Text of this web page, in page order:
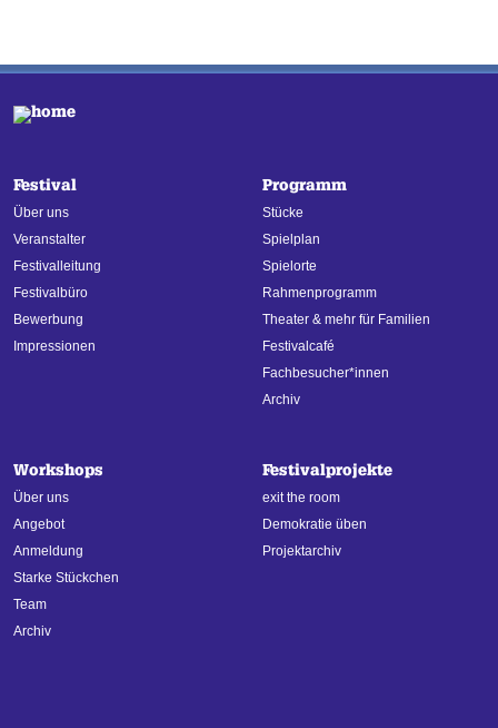
Festival
Über uns
Veranstalter
Festivalleitung
Festivalbüro
Bewerbung
Impressionen
Programm
Stücke
Spielplan
Spielorte
Rahmenprogramm
Theater & mehr für Familien
Festivalcafé
Fachbesucher*innen
Archiv
Workshops
Über uns
Angebot
Anmeldung
Starke Stückchen
Team
Archiv
Festivalprojekte
exit the room
Demokratie üben
Projektarchiv